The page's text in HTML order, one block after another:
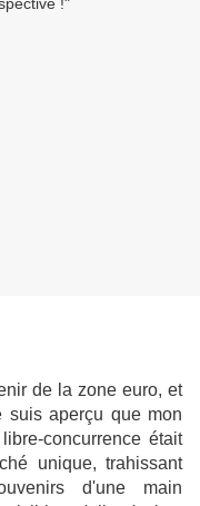
de la zone euro, et
suis aperçu que mon
concurrence était
unique, trahissant
d'une main